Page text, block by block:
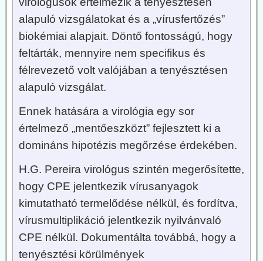
alapuló vizsgálatokat és a „vírusfertőzés”
biokémiai alapjait. Döntő fontosságú, hogy
feltárták, mennyire nem specifikus és
félrevezető volt valójában a tenyésztésen
alapuló vizsgálat.
Ennek hatására a virológia egy sor
értelmező „mentőeszközt” fejlesztett ki a
domináns hipotézis megőrzése érdekében.
H.G. Pereira virológus szintén megerősítette,
hogy CPE jelentkezik vírusanyagok
kimutatható termelődése nélkül, és fordítva,
vírusmultiplikáció jelentkezik nyilvánvaló
CPE nélkül. Dokumentálta továbbá, hogy a
tenyésztési körülmények